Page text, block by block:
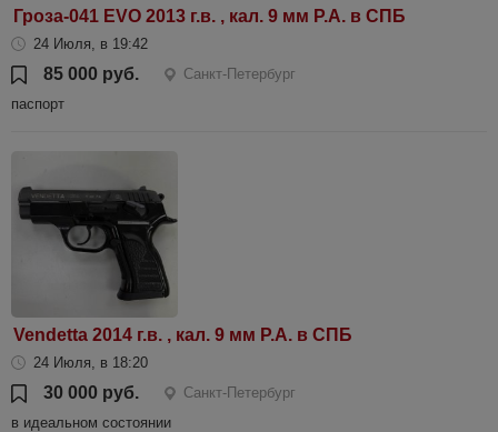
Гроза-041 EVO 2013 г.в. , кал. 9 мм Р.А. в СПБ
24 Июля, в 19:42
85 000 руб.
Санкт-Петербург
паспорт
Vendetta 2014 г.в. , кал. 9 мм Р.А. в СПБ
24 Июля, в 18:20
30 000 руб.
Санкт-Петербург
в идеальном состоянии